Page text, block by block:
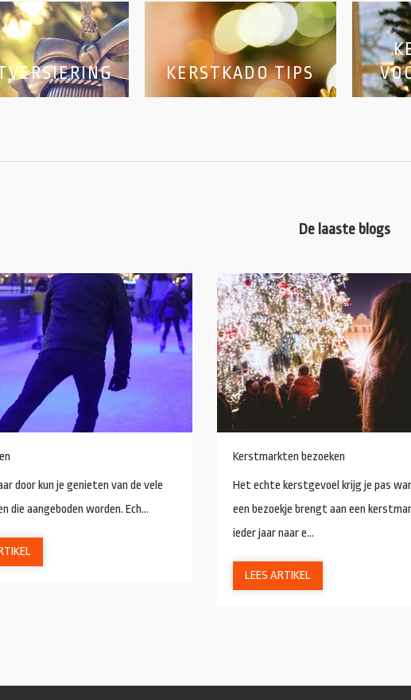
KERSTKADO TIPS
De laaste blogs
door kun je genieten van de vele
die aangeboden worden. Ech...
Kerstmarkten bezoeken
Het echte kerstgevoel krijg je pas
een bezoekje brengt aan een
ieder jaar naar e...
LEES ARTIKEL